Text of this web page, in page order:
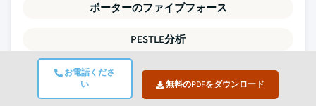
お電話くださ
い
無料のPDFをダウンロード
ポーターのファイブフォース
PESTLE分析
競争ベンチマーキング
需給ギャップ分析